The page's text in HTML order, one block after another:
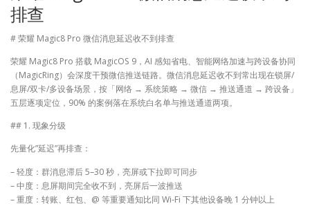
排查
# 荣耀 Magic8 Pro 微信消息延迟收不到排查
荣耀 Magic8 Pro 搭载 MagicOS 9，AI 感知省电、智能网络加速与跨设备协同
（MagicRing）会深度干预微信推送链路。微信消息延迟收不到常出现在锁屏/
息屏/双卡/多设备场景，按「网络 → 系统策略 → 微信 → 推送通道 → 跨设备」
五层逐项定位，90% 的案例落在系统白名单与推送通道两项。
## 1. 现象分级
先量化”延迟”再排查：
– 轻度：群消息滞后 5–30 秒，亮屏或下拉即可同步
– 中度：息屏期间完全收不到，亮屏后一波推送
– 重度：转账、红包、@ 等重要通知比同 Wi-Fi 下其他设备晚 1 分钟以上